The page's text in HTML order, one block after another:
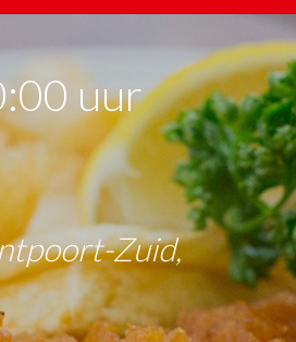
uur
Zuid,